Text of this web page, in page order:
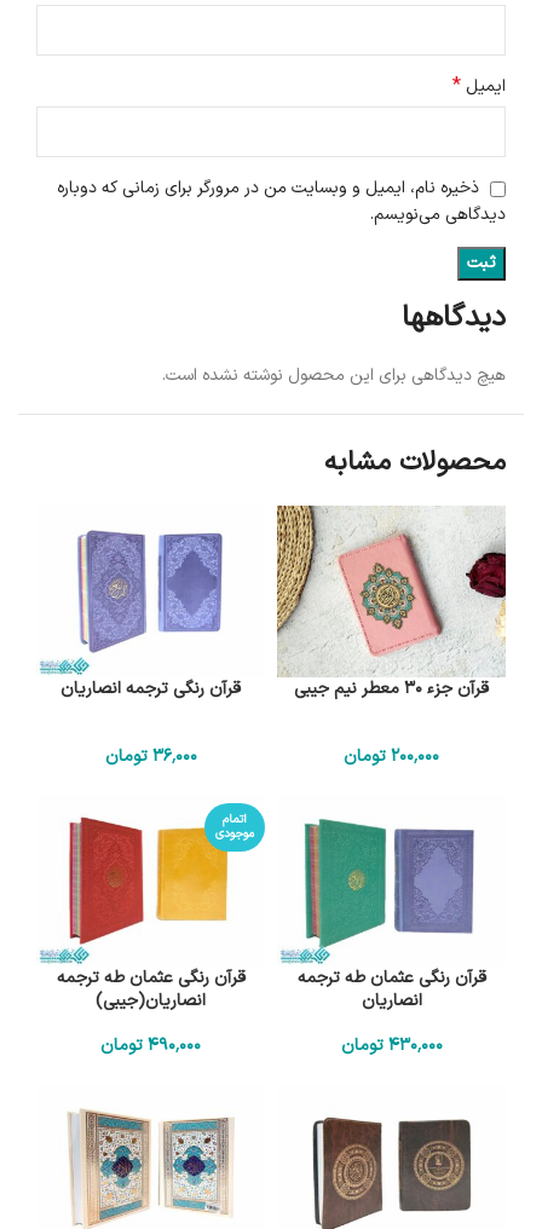
دیدگاهها
هیچ دیدگاهی برای این محصول نوشته نشده است.
ایمیل*
ذخیره نام، ایمیل و وبسایت من در مرورگر برای زمانی که دوباره
دیدگاهی می‌نویسم.
محصولات مشابه
قرآن جزء 30 معطر نیم جیبی
200٬000تومان
قرآن رنگی ترجمه انصاریان
36٬000 تومان
قرآن رنگی عثمان طه ترجمه
انصاریان
430٬000 تومان
اتمام
موجودی
قرآن رنگی عثمان طه ترجمه
انصاریان(جیبی)
490٬000تومان